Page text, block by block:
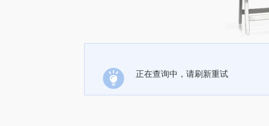
正在查询中，请刷新重试